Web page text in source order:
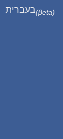
בעברית(βeta)